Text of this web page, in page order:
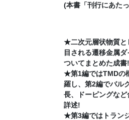
(本書「刊行にあた
★二次元層状物質と
目される遷移金属
ついてまとめた成書!
★第1編ではTMDの
羅し、第2編でバル
長、ドーピングな
詳述!
★第3編ではトラン